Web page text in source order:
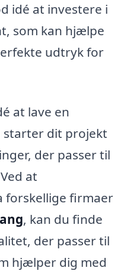
idé at investere i
som kan hjælpe
udtryk for
at lave en
dit projekt
der passer til
at
forskellige firmaer
, kan du finde
der passer til
hjælper dig med